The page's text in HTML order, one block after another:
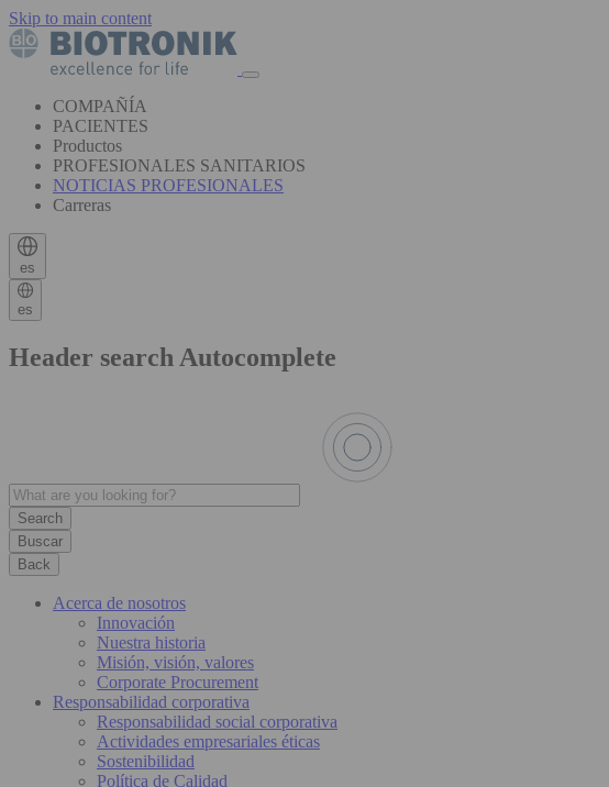
Skip to main content
COMPAÑÍA
PACIENTES
Productos
PROFESIONALES SANITARIOS
NOTICIAS PROFESIONALES
Carreras
es
es
Header search Autocomplete
Buscar
Back
Acerca de nosotros
Innovación
Nuestra historia
Misión, visión, valores
Corporate Procurement
Responsabilidad corporativa
Responsabilidad social corporativa
Actividades empresariales éticas
Sostenibilidad
Política de Calidad